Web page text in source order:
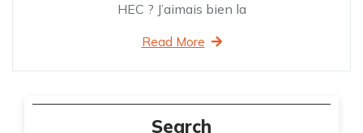
HEC ? J’aimais bien la
Read More
Search